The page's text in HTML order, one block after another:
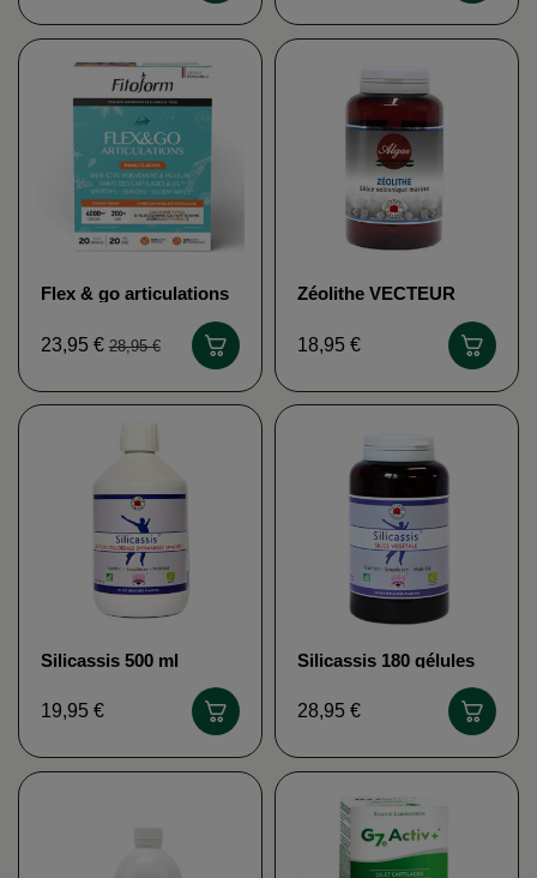
Flex & go articulations
23,95 €28,95 €
Zéolithe VECTEUR
18,95 €
Silicassis 500 ml
19,95 €
Silicassis 180 gélules
28,95 €